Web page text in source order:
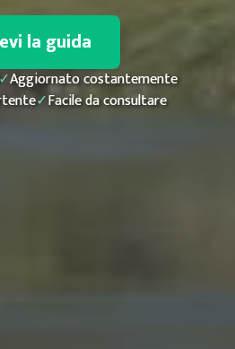
la guida
✓Aggiornato costantemente
✓Facile da consultare